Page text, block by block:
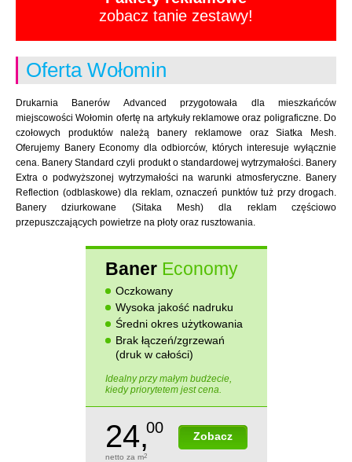
zobacz tanie zestawy!
Oferta Wołomin
Drukarnia Banerów Advanced przygotowała dla mieszkańców
miejscowości Wołomin ofertę na artykuły reklamowe oraz poligraficzne. Do
czołowych produktów należą banery reklamowe oraz Siatka Mesh.
Oferujemy Banery Economy dla odbiorców, których interesuje wyłącznie
cena. Banery Standard czyli produkt o standardowej wytrzymałości. Banery
Extra o podwyższonej wytrzymałości na warunki atmosferyczne. Banery
Reflection (odblaskowe) dla reklam, oznaczeń punktów tuż przy drogach.
Banery dziurkowane (Sitaka Mesh) dla reklam częściowo
przepuszczających powietrze na płoty oraz rusztowania.
Baner Economy
Oczkowany
Wysoka jakość nadruku
Średni okres użytkowania
Brak łączeń/zgrzewań
(druk w całości)
Idealny przy małym budżecie,
kiedy priorytetem jest cena.
Zobacz
24,00
netto za m2